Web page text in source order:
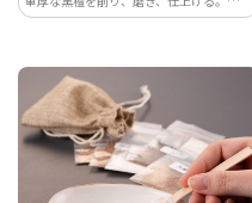
的な箸づくり体験。滑らかな質感と艶や
てくれます。職人の技と美意識を感じる上
質な一本に。